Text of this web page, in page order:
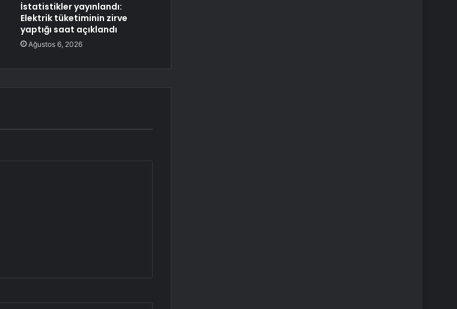
İstatistikler yayınlandı:
Elektrik tüketiminin zirve
yaptığı saat açıklandı
Ağustos 6, 2026